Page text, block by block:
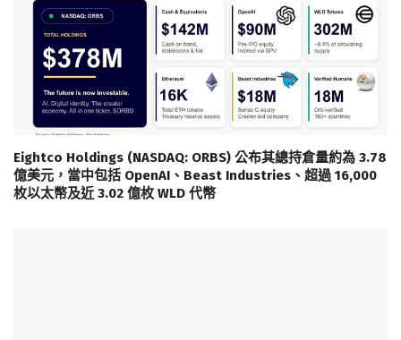
Eightco Holdings (NASDAQ: ORBS) 公布其總持倉量約為 3.78
億美元，當中包括 OpenAI、Beast Industries、超過 16,000
枚以太幣及近 3.02 億枚 WLD 代幣